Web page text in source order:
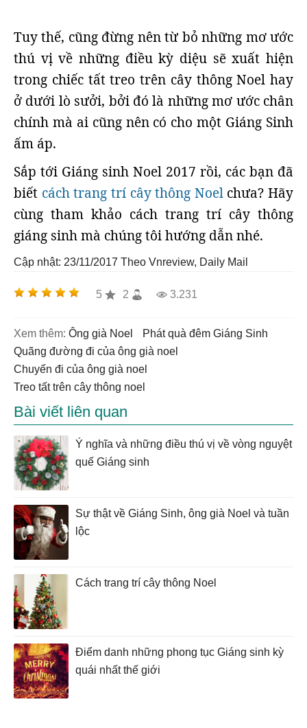
Tuy thế, cũng đừng nên từ bỏ những mơ ước
thú vị về những điều kỳ diệu sẽ xuất hiện
trong chiếc tất treo trên cây thông Noel hay
ở dưới lò sưởi, bởi đó là những mơ ước chân
chính mà ai cũng nên có cho một Giáng Sinh
ấm áp.
Sắp tới Giáng sinh Noel 2017 rồi, các bạn đã
biết cách trang trí cây thông Noelchưa? Hãy
cùng tham khảo cách trang trí cây thông
giáng sinh mà chúng tôi hướng dẫn nhé.
Cập nhật: 23/11/2017 Theo Vnreview, Daily Mail
5 2 3.231
Xem thêm: ông già Noel
phát quà đêm Giáng Sinh
quãng đường đi của ông già noel
chuyến đi của ông già noel
treo tất trên cây thông noel
Bài viết liên quan
Ý nghĩa và những điều thú vị về vòng nguyệt
quế Giáng sinh
Sự thật về Giáng Sinh, ông già Noel và tuần
lộc
Cách trang trí cây thông Noel
Điểm danh những phong tục Giáng sinh kỳ
quái nhất thế giới